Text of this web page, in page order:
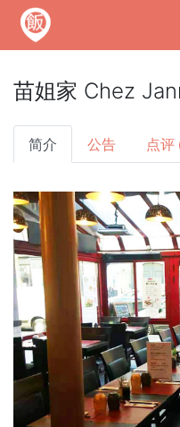
苗姐家 Chez
简介 公告 点评
Previous